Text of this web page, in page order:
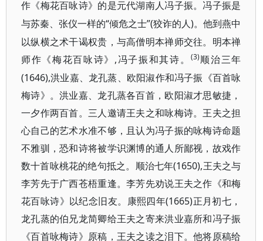
作《梅花百咏诗》的是元代湖南人冯子振。冯子振是
与苏秦、张仪一样的“倾危之士”(狡诈的人)。他到燕中
以纵横之术干谒权贵，与高僧明本禅师交往。明本禅
师作《梅花百咏诗》,冯子振和其诗。
(3)顺治三年
(1646),洪业嘉、龙孔蒸、欧阳淑作和冯子振《百首咏
梅诗》。洪业嘉、龙孔蒸各百首，欧阳淑才思敏捷，
一夕作两百首。三人邀请王夫之和咏梅诗。王夫之担
心自己的艺术水准不够，且认为冯子振的咏梅诗命题
不雅驯，恐和诗将被学识渊博的通人所鄙视，故戏作
数十首咏桃花的绝句抵之。顺治七年(1650),王夫之与
李芳先于广西苍梧重逢。李芳先劝说王夫之作《和梅
花百咏诗》以纪念旧友。康熙四年(1665)正月初七，
龙孔蒸的伯兄龙简卿给王夫之寄来洪业嘉所和冯子振
《百首咏梅诗》原稿，王夫之读之泪下。他将原稿给